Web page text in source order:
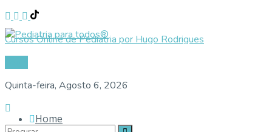
Cursos Online de Pediatria por Hugo Rodrigues
Quinta-feira, Agosto 6, 2026
Home